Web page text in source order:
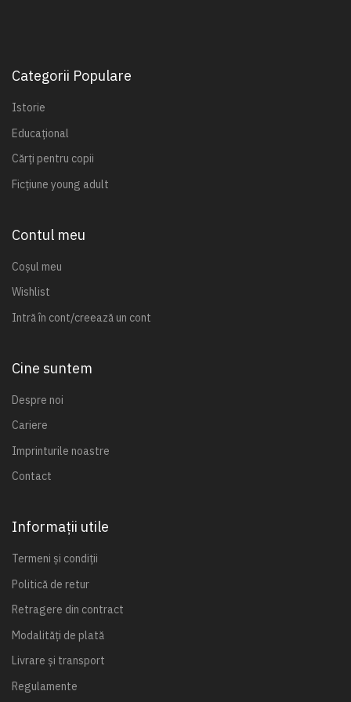
Categorii Populare
Istorie
Educațional
Cărți pentru copii
Ficțiune young adult
Contul meu
Coșul meu
Wishlist
Intră în cont/creează un cont
Cine suntem
Despre noi
Cariere
Imprinturile noastre
Contact
Informații utile
Termeni și condiții
Politică de retur
Retragere din contract
Modalități de plată
Livrare și transport
Regulamente